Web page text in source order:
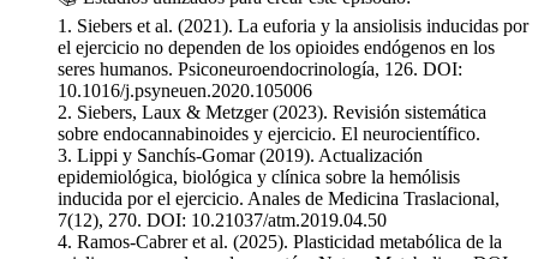
1. Siebers et al. (2021). La euforia y la ansiolisis inducidas por
el ejercicio no dependen de los opioides endógenos en los
seres humanos. Psiconeuroendocrinología, 126. DOI:
10.1016/j.psyneuen.2020.105006
2. Siebers, Laux & Metzger (2023). Revisión sistemática
sobre endocannabinoides y ejercicio. El neurocientífico.
3. Lippi y Sanchís-Gomar (2019). Actualización
epidemiológica, biológica y clínica sobre la hemólisis
inducida por el ejercicio. Anales de Medicina Traslacional,
7(12), 270. DOI: 10.21037/atm.2019.04.50
4. Ramos-Cabrer et al. (2025). Plasticidad metabólica de la